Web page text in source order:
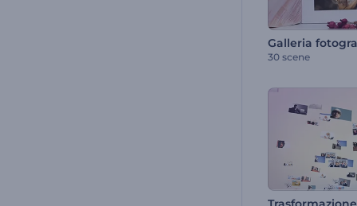
30 scene